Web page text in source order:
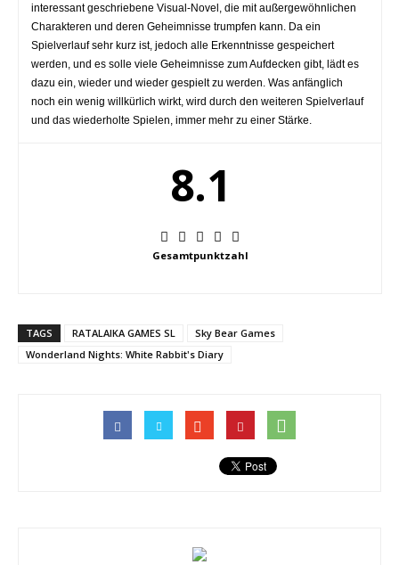
interessant geschriebene Visual-Novel, die mit außergewöhnlichen
Charakteren und deren Geheimnisse trumpfen kann. Da ein
Spielverlauf sehr kurz ist, jedoch alle Erkenntnisse gespeichert
werden, und es solle viele Geheimnisse zum Aufdecken gibt, lädt es
dazu ein, wieder und wieder gespielt zu werden. Was anfänglich
noch ein wenig willkürlich wirkt, wird durch den weiteren Spielverlauf
und das wiederholte Spielen, immer mehr zu einer Stärke.
8.1
Gesamtpunktzahl
TAGS RATALAIKA GAMES SL
Sky Bear Games
Wonderland Nights: White Rabbit's Diary